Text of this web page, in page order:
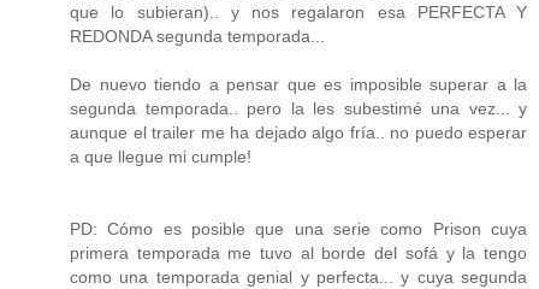
que lo subieran).. y nos regalaron esa PERFECTA Y
REDONDA segunda temporada...
De nuevo tiendo a pensar que es imposible superar a la
segunda temporada.. pero la les subestimé una vez... y
aunque el trailer me ha dejado algo fría.. no puedo esperar
a que llegue mi cumple!
PD: Cómo es posible que una serie como Prison cuya
primera temporada me tuvo al borde del sofá y la tengo
como una temporada genial y perfecta... y cuya segunda